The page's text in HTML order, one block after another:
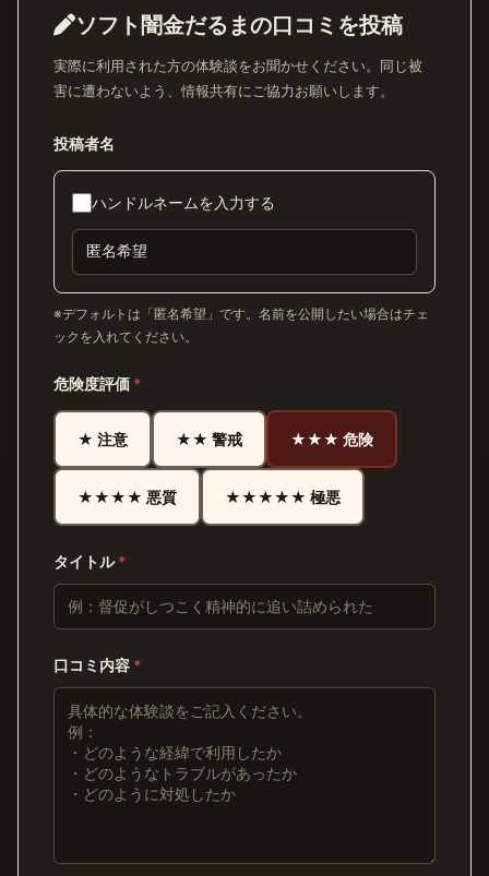
ソフト闇金だるまの口コミを投稿
実際に利用された方の体験談をお聞かせください。同じ被
害に遭わないよう、情報共有にご協力お願いします。
投稿者名
ハンドルネームを入力する
※デフォルトは「匿名希望」です。名前を公開したい場合はチェ
ックを入れてください。
危険度評価 *
★ 注意 ★★ 警戒 ★★★ 危険
★★★★ 悪質 ★★★★★ 極悪
タイトル*
口コミ内容 *